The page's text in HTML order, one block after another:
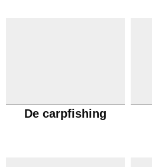
De carpfishing